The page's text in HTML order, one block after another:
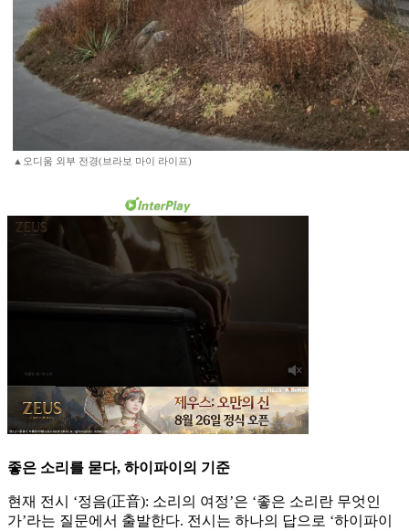
▲오디움 외부 전경(브라보 마이 라이프)
좋은 소리를 묻다, 하이파이의 기준
현재 전시 ‘정음(正音): 소리의 여정’은 ‘좋은 소리란 무엇인
가’라는 질문에서 출발한다. 전시는 하나의 답으로 ‘하이파이